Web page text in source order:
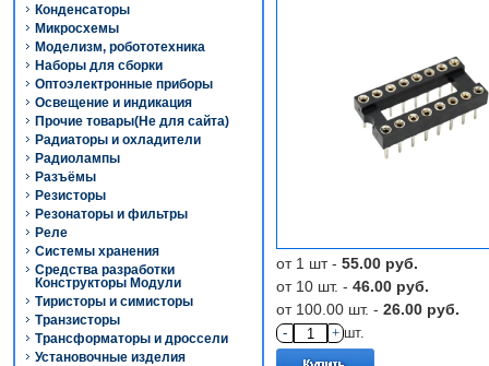
Конденсаторы
Микросхемы
Моделизм, робототехника
Наборы для сборки
Оптоэлектронные приборы
Освещение и индикация
Прочие товары(Не для сайта)
Радиаторы и охладители
Радиолампы
Разъёмы
Резисторы
Резонаторы и фильтры
Реле
Системы хранения
Средства разработки
Конструкторы Модули
Тиристоры и симисторы
Транзисторы
Трансформаторы и дроссели
Установочные изделия
от 1 шт - 55.00 руб.
от 10 шт. - 46.00 руб.
от 100.00 шт. - 26.00 руб.
- + шт.